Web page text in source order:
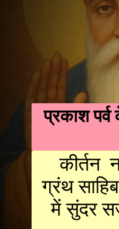
प्रकाश
कीर्तन
ग्रंथ
में सुंदर